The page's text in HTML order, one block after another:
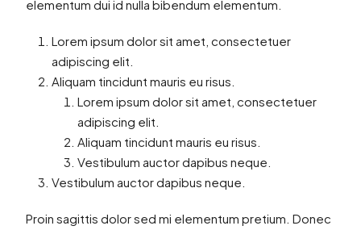
elementum dui id nulla bibendum elementum.
Lorem ipsum dolor sit amet, consectetuer
adipiscing elit.
Aliquam tincidunt mauris eu risus.
Lorem ipsum dolor sit amet, consectetuer
adipiscing elit.
Aliquam tincidunt mauris eu risus.
Vestibulum auctor dapibus neque.
Vestibulum auctor dapibus neque.
Proin sagittis dolor sed mi elementum pretium. Donec